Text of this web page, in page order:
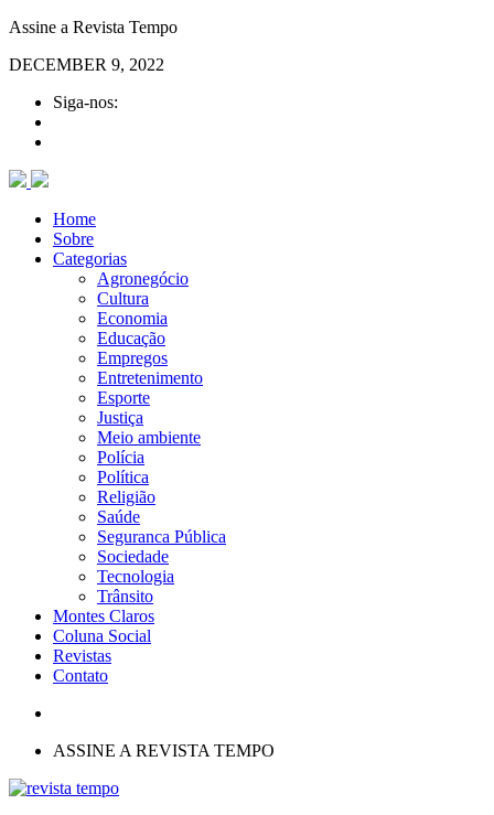
Assine a Revista Tempo
DECEMBER 9, 2022
Siga-nos:
Home
Sobre
Categorias
Agronegócio
Cultura
Economia
Educação
Empregos
Entretenimento
Esporte
Justiça
Meio ambiente
Polícia
Política
Religião
Saúde
Seguranca Pública
Sociedade
Tecnologia
Trânsito
Montes Claros
Coluna Social
Revistas
Contato
ASSINE A REVISTA TEMPO